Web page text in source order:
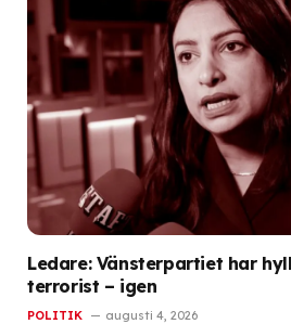
Ledare: Vänsterpartiet har
terrorist – igen
POLITIK augusti 4, 2026